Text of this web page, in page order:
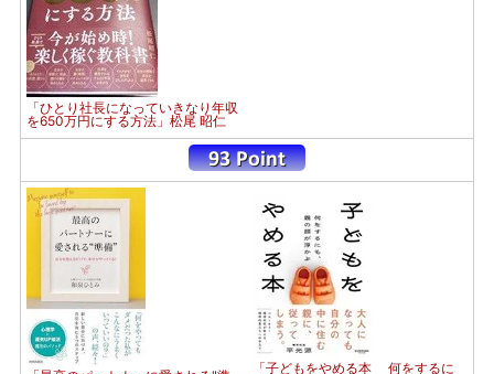
「ひとり社長になっていきなり年収
を650万円にする方法」松尾 昭仁
「子どもをやめる本 何をするに